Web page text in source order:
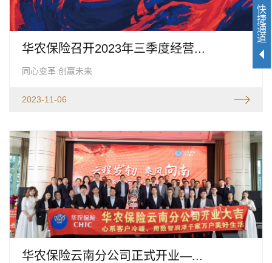
华农保险召开2023年三季度经营...
同心变革 创赢未来
2023-11-06
华农保险云南分公司正式开业—...
快
捷
通
道